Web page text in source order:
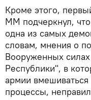
Кроме этого,
ММ подчеркнул,
одна из самых
словам, мнения о
Вооруженных
Республики", в
армии вмешиваться
процессы,